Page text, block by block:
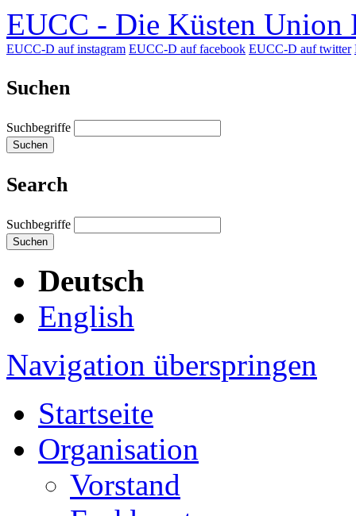
EUCC - Die Küsten Union
EUCC-D auf instagram EUCC-D auf facebook EUCC-D auf twitter
Suchen
Suchbegriffe
Suchen
Search
Suchbegriffe
Suchen
Deutsch
English
Navigation überspringen
Startseite
Organisation
Vorstand